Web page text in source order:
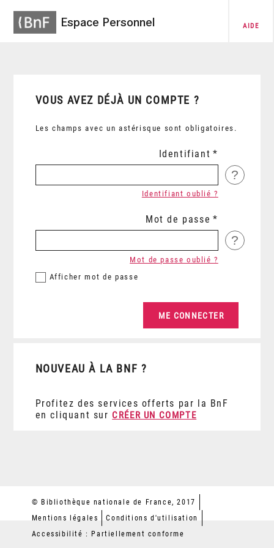
Espace Personnel AIDE
VOUS AVEZ DÉJÀ UN COMPTE ?
Les champs avec un astérisque sont obligatoires.
Identifiant
?
Identifiant oublié ?
Mot de passe
?
Afficher mot de passe
Mot de passe oublié ?
NOUVEAU À LA BNF ?
Profitez des services offerts par la BnF
en cliquant sur CRÉER UN COMPTE
© Bibliothèque nationale de France, 2017
Mentions légales
Conditions d'utilisation
Accessibilité : Partiellement conforme